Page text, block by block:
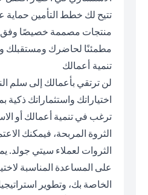
تتيح لك خطط التأمين حماية
منتجات مصممة خصيصًا وفق
مطمئنًا لحاضرك ومستقبلك
تنمية أعمالك
لن ترتقي بأعمالك إلى سلم
اختياراتك واستثماراتك ذكية بما
ترغب في تنمية أعمالك أو
الثروة المربحة، فيمكنك
الثروات لعملاء سيتي جولد.
على المساعدة المناسبة لاختيار
الخاصة بك، وتطوير